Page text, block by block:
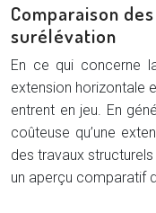
Comparaison
surélévation
En ce qui concerne
extension horizontale
entrent en jeu. En
coûteuse qu’une
des travaux
un aperçu comparatif